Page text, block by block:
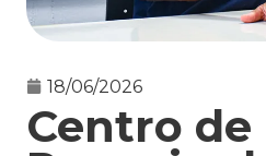
18/06/2026
Centro de